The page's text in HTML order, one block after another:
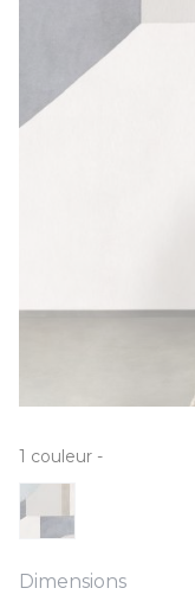
1 couleur -
Dimensions